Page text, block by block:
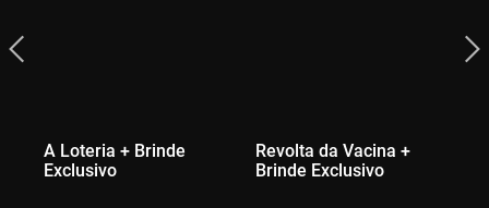
A Loteria + Brinde
Exclusivo
Revolta da Vacina +
Brinde Exclusivo